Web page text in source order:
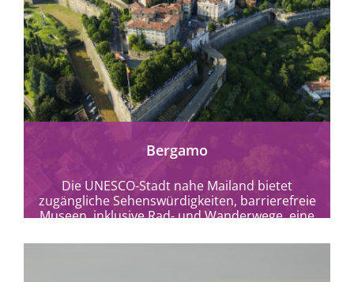
Bergamo
Die UNESCO-Stadt nahe Mailand bietet
zugängliche Sehenswürdigkeiten, barrierefreie
Museen, inklusive Rad- und Wanderwege, eine